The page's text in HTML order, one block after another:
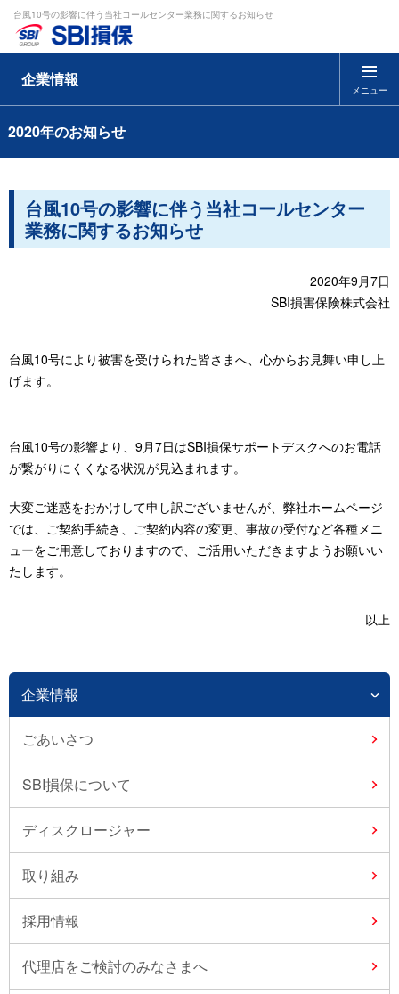
台風10号の影響に伴う当社コールセンター業務に関するお知らせ
メニュー
企業情報
2020年のお知らせ
台風10号の影響に伴う当社コールセンター
業務に関するお知らせ
2020年9月7日
SBI損害保険株式会社
台風10号により被害を受けられた皆さまへ、心からお見舞い申し上
げます。
台風10号の影響より、9月7日はSBI損保サポートデスクへのお電話
が繋がりにくくなる状況が見込まれます。
大変ご迷惑をおかけして申し訳ございませんが、弊社ホームページ
では、ご契約手続き、ご契約内容の変更、事故の受付など各種メニ
ューをご用意しておりますので、ご活用いただきますようお願いい
たします。
以上
企業情報
ごあいさつ
SBI損保について
ディスクロージャー
取り組み
採用情報
代理店をご検討のみなさまへ